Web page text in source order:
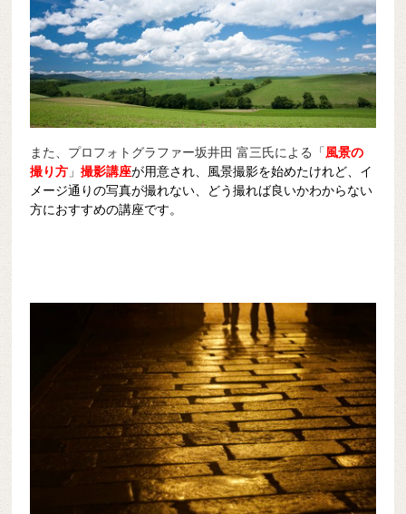
また、プロフォトグラファー坂井田 富三氏による「風景の
撮り方 」撮影講座が用意され、風景撮影を始めたけれど、イ
メージ通りの写真が撮れない、どう撮れば良いかわからない
方におすすめの講座です。